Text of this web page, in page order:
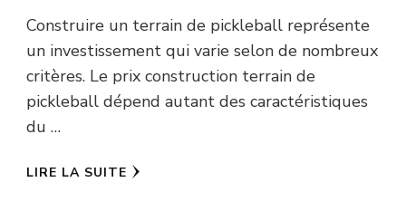
Construire un terrain de pickleball représente
un investissement qui varie selon de nombreux
critères. Le prix construction terrain de
pickleball dépend autant des caractéristiques
du …
LIRE LA SUITE